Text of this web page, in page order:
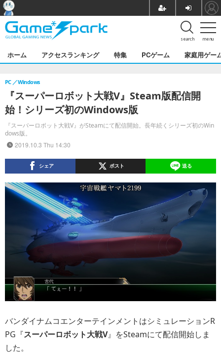
menu
search
ホーム アクセスランキング 特集 PCゲーム 家庭用ゲー
『スーパーロボット大戦V』Steam版配信開
始！シリーズ初のWindows版
『スーパーロボット大戦V』がSteamにて配信開始。長年続くシリーズ初のWin
dows版。
PC Windows
2019.10.3 Thu 14:30
シェア ポスト 送る
バンダイナムコエンターテインメントはシミュレーションR
PG『スーパーロボット大戦V』をSteamにて配信開始しま
した。